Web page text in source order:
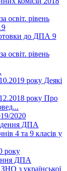
освіт. рівень
до ДПА 9
освіт. рівень
року Деякі
року Про
2020
ДПА
4 та 9 класів у
року
ДПА
з української